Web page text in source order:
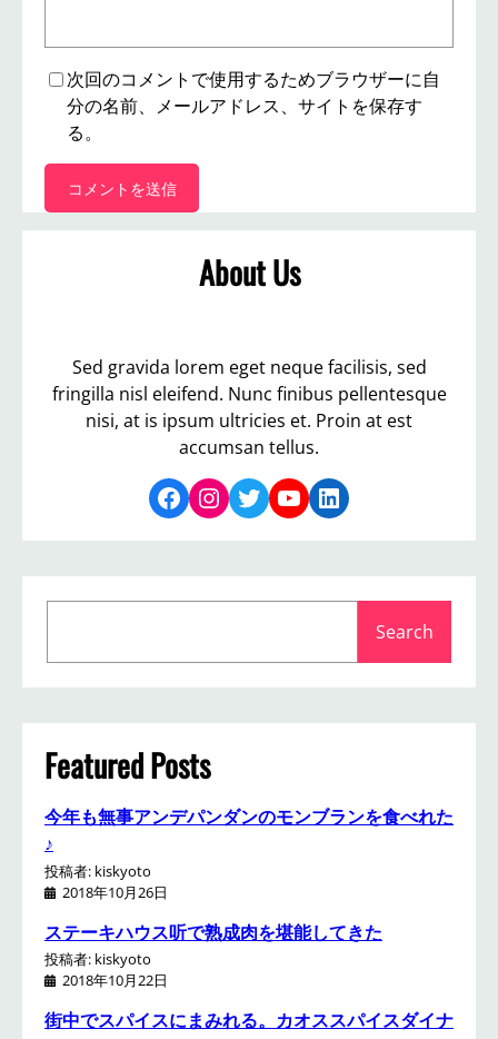
次回のコメントで使用するためブラウザーに自
分の名前、メールアドレス、サイトを保存す
る。
About Us
Sed gravida lorem eget neque facilisis, sed
fringilla nisl eleifend. Nunc finibus pellentesque
nisi, at is ipsum ultricies et. Proin at est
accumsan tellus.
Facebook Instagram Twitter YouTube LinkedIn
a
r
c
h
Search
Featured Posts
今年も無事アンデパンダンのモンブランを食べれた
♪
投稿者: kiskyoto
2018年10月26日
ステーキハウス听で熟成肉を堪能してきた
投稿者: kiskyoto
2018年10月22日
街中でスパイスにまみれる。カオススパイスダイナ